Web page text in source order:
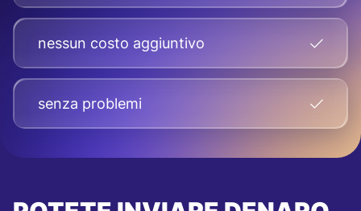
nessun costo aggiuntivo
senza problemi